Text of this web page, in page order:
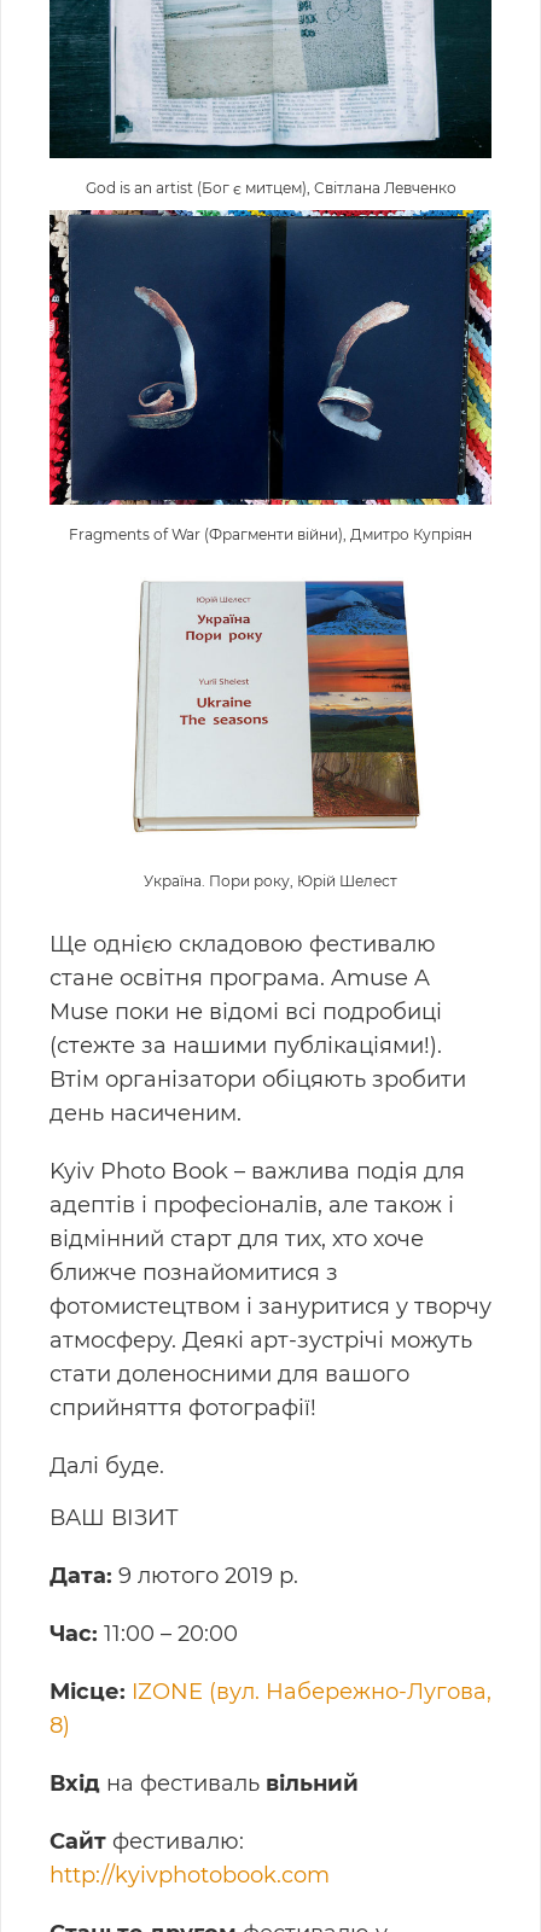
God is an artist (Бог є митцем), Світлана Левченко
Fragments of War (Фрагменти війни), Дмитро Купріян
Україна. Пори року, Юрій Шелест
Ще однією складовою фестивалю
стане освітня програма. Amuse A
Muse поки не відомі всі подробиці
(стежте за нашими публікаціями!).
Втім організатори обіцяють зробити
день насиченим.
Kyiv Photo Book – важлива подія для
адептів і професіоналів, але також і
відмінний старт для тих, хто хоче
ближче познайомитися з
фотомистецтвом і зануритися у творчу
атмосферу. Деякі арт-зустрічі можуть
стати доленосними для вашого
сприйняття фотографії!
Далі буде.
ВАШ ВІЗИТ
Дата: 9 лютого 2019 р.
Час: 11:00 – 20:00
Місце: IZONE (вул. Набережно-Лугова,
8)
Вхід на фестиваль вільний
Сайт фестивалю:
http://kyivphotobook.com